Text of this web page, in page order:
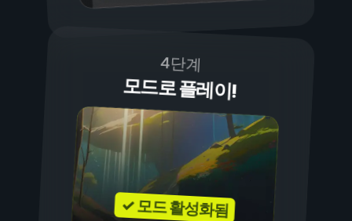
4단계
모드로 플레이!
✓ 모드 활성화됨